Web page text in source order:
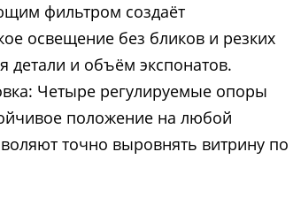
фильтром создаёт
освещение без бликов и резких
детали и объём экспонатов.
Четыре регулируемые опоры
положение на любой
точно выровнять витрину по